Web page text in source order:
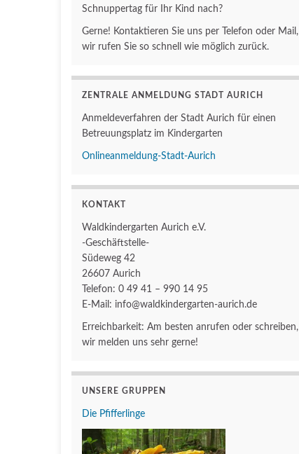
Schnuppertag für Ihr Kind nach?
Gerne! Kontaktieren Sie uns per Telefon oder Mail,
wir rufen Sie so schnell wie möglich zurück.
ZENTRALE ANMELDUNG STADT AURICH
Anmeldeverfahren der Stadt Aurich für einen
Betreuungsplatz im Kindergarten
Onlineanmeldung-Stadt-Aurich
KONTAKT
Waldkindergarten Aurich e.V.
-Geschäftstelle-
Südeweg 42
26607 Aurich
Telefon: 0 49 41 – 990 14 95
E-Mail: info@waldkindergarten-aurich.de
Erreichbarkeit: Am besten anrufen oder schreiben,
wir melden uns sehr gerne!
UNSERE GRUPPEN
Die Pfifferlinge